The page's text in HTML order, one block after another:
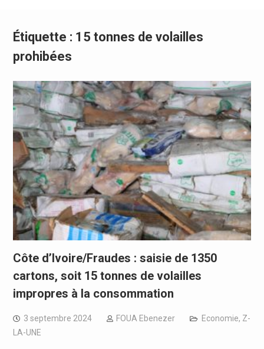
Étiquette : 15 tonnes de volailles
prohibées
Côte d’Ivoire/Fraudes : saisie de 1350
cartons, soit 15 tonnes de volailles
impropres à la consommation
3 septembre 2024 FOUA Ebenezer Economie, Z-
LA-UNE